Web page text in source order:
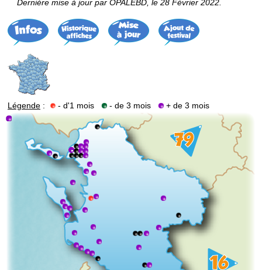
Dernière mise à jour par OPALEBD, le 28 Février 2022.
Légende : - d'1 mois - de 3 mois + de 3 mois